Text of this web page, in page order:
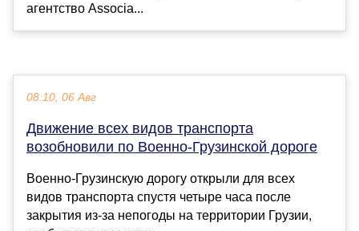
агентство Associa...
08:10, 06 Авг
Движение всех видов транспорта
возобновили по Военно-Грузинской дороге
Военно-Грузинскую дорогу открыли для всех
видов транспорта спустя четыре часа после
закрытия из-за непогоды на территории Грузии,